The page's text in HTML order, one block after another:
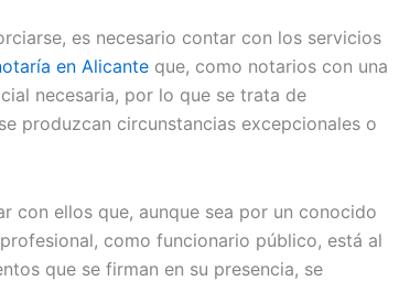
es necesario contar con los servicios
en Alicante que, como notarios con una
necesaria, por lo que se trata de
produzcan circunstancias excepcionales o
con ellos que, aunque sea por un conocido
como funcionario público, está al
que se firman en su presencia, se